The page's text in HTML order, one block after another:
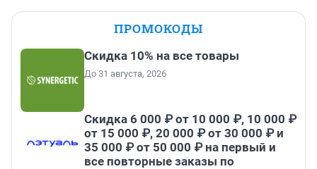
ПРОМОКОДЫ
Скидка 10% на все товары
До 31 августа, 2026
Скидка 6 000 ₽ от 10 000 ₽, 10 000 ₽
от 15 000 ₽, 20 000 ₽ от 30 000 ₽ и
35 000 ₽ от 50 000 ₽ на первый и
все повторные заказы по